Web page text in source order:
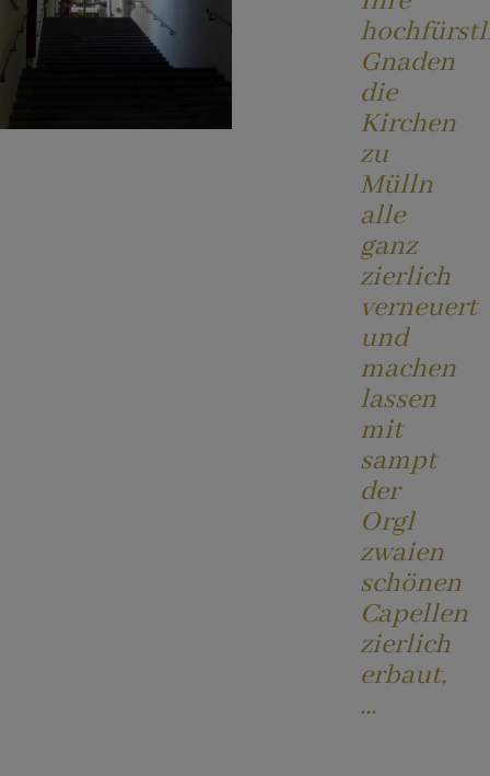
Liturgieteam
Kirche / Kapelle / Friedhof
Gnaden
die
Kirchen
zu
Mülln
alle
ganz
zierlich
verneuert
und
machen
lassen
mit
sampt
der
Orgl
zwaien
schönen
Capellen
zierlich
erbaut,
...